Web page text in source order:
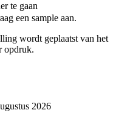
te gaan
een sample aan.
wordt geplaatst van het
opdruk.
2026